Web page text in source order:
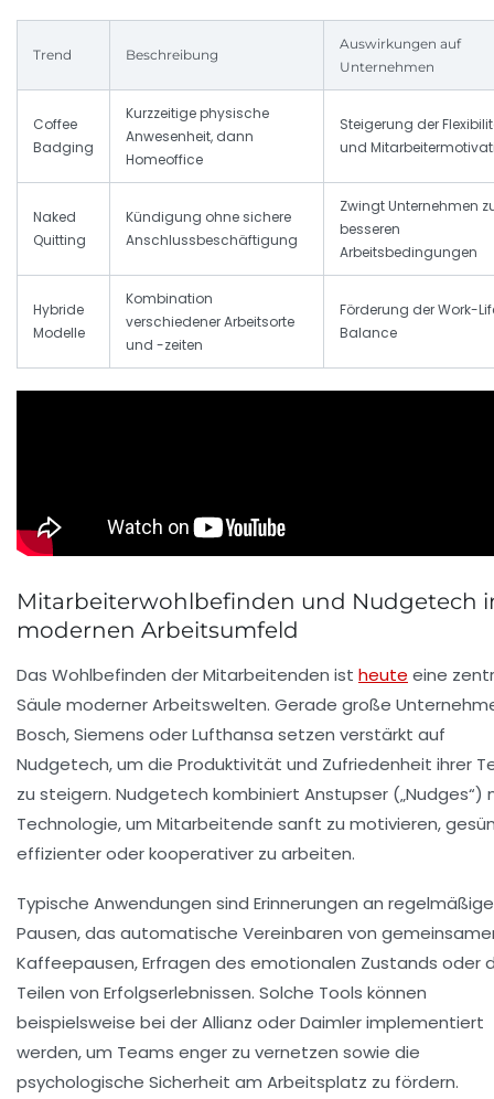
Trend Beschreibung
Auswirkungen auf
Unternehmen
Coffee
Badging
Kurzzeitige physische
Anwesenheit, dann
Homeoffice
Steigerung der
und
Naked
Quitting
Kündigung ohne sichere
Anschlussbeschäftigung
Zwingt Unternehmen
besseren
Arbeitsbedingungen
Hybride
Modelle
Kombination
verschiedener Arbeitsorte
und -zeiten
Förderung der Work-
Balance
Mitarbeiterwohlbefinden und Nudgetech
modernen Arbeitsumfeld
Das Wohlbefinden der Mitarbeitenden ist heute eine
Säule moderner Arbeitswelten. Gerade große
Bosch, Siemens oder Lufthansa setzen verstärkt auf
Nudgetech, um die Produktivität und Zufriedenheit ihrer
zu steigern. Nudgetech kombiniert Anstupser („Nudges“)
Technologie, um Mitarbeitende sanft zu motivieren,
effizienter oder kooperativer zu arbeiten.
Typische Anwendungen sind Erinnerungen an regelmäßige
Pausen, das automatische Vereinbaren von
Kaffeepausen, Erfragen des emotionalen Zustands oder
Teilen von Erfolgserlebnissen. Solche Tools können
beispielsweise bei der Allianz oder Daimler implementiert
werden, um Teams enger zu vernetzen sowie die
psychologische Sicherheit am Arbeitsplatz zu fördern.